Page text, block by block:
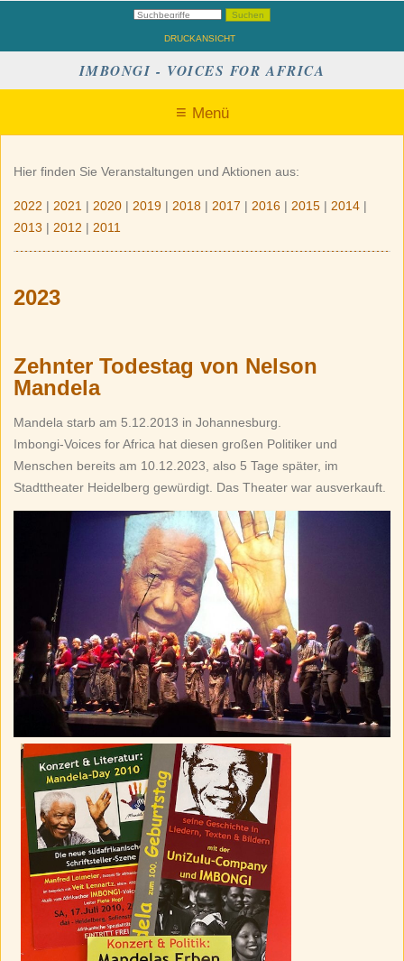
DRUCKANSICHT
IMBONGI - VOICES FOR AFRICA
Menü
Hier finden Sie Veranstaltungen und Aktionen aus:
2022 | 2021 | 2020 | 2019 | 2018 | 2017 | 2016 | 2015 | 2014 |
2013 | 2012 | 2011
2023
Zehnter Todestag von Nelson
Mandela
Mandela starb am 5.12.2013 in Johannesburg.
Imbongi-Voices for Africa hat diesen großen Politiker und
Menschen bereits am 10.12.2023, also 5 Tage später, im
Stadttheater Heidelberg gewürdigt. Das Theater war ausverkauft.